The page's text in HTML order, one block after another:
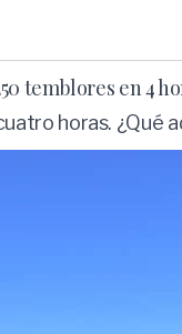
temblores en 4
horas. ¿Qué